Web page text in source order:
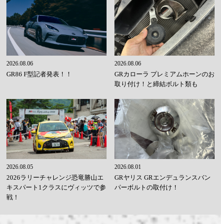
2026.08.06
GR86 F型記者発表！！
2026.08.06
GRカローラ プレミアムホーンのお
取り付け！と締結ボルト類も
2026.08.05
2026ラリーチャレンジ恐竜勝山エ
キスパート1クラスにヴィッツで参
戦！
2026.08.01
GRヤリス GRエンデュランスバン
パーボルトの取付け！